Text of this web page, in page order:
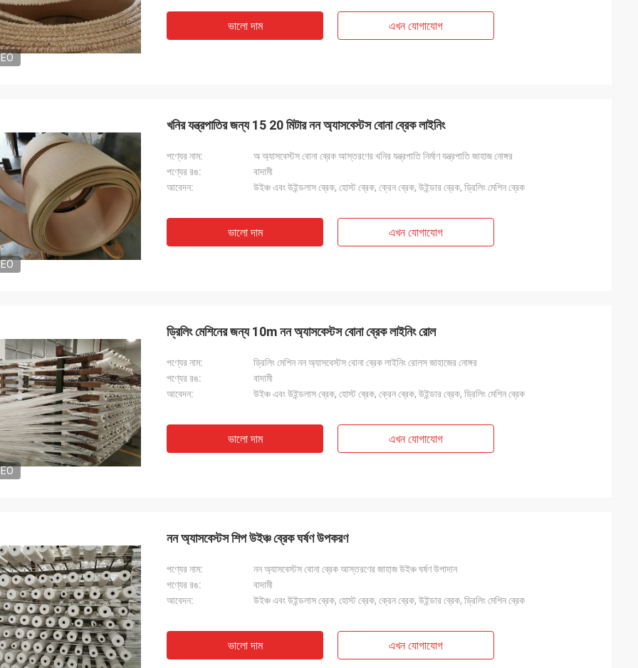
ভালো দাম এখন যোগাযোগ
খনির যন্ত্রপাতির জন্য 15 20 মিটার নন অ্যাসবেস্টস বোনা ব্রেক লাইনিং
পণ্যের নাম:
অ অ্যাসবেস্টস বোনা ব্রেক আস্তরণের খনির যন্ত্রপাতি নির্মাণ যন্ত্রপাতি জাহাজ নোঙ্গর
পণ্যের রঙ:
বাদামী
আবেদন:
উইঞ্চ এবং উইন্ডলাস ব্রেক, হোস্ট ব্রেক, ক্রেন ব্রেক, উইন্ডার ব্রেক, ড্রিলিং মেশিন ব্রেক
ভালো দাম এখন যোগাযোগ
ড্রিলিং মেশিনের জন্য 10m নন অ্যাসবেস্টস বোনা ব্রেক লাইনিং রোল
পণ্যের নাম:
ড্রিলিং মেশিন নন অ্যাসবেস্টস বোনা ব্রেক লাইনিং রোলস জাহাজের নোঙ্গর
পণ্যের রঙ:
বাদামী
আবেদন:
উইঞ্চ এবং উইন্ডলাস ব্রেক, হোস্ট ব্রেক, ক্রেন ব্রেক, উইন্ডার ব্রেক, ড্রিলিং মেশিন ব্রেক
ভালো দাম এখন যোগাযোগ
নন অ্যাসবেস্টস শিপ উইঞ্চ ব্রেক ঘর্ষণ উপকরণ
পণ্যের নাম:
নন অ্যাসবেস্টস বোনা ব্রেক আস্তরণের জাহাজ উইঞ্চ ঘর্ষণ উপাদান
পণ্যের রঙ:
বাদামী
আবেদন:
উইঞ্চ এবং উইন্ডলাস ব্রেক, হোস্ট ব্রেক, ক্রেন ব্রেক, উইন্ডার ব্রেক, ড্রিলিং মেশিন ব্রেক
ভালো দাম এখন যোগাযোগ